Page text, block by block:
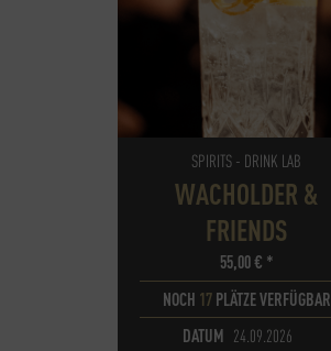
SPIRITS - DRINK LAB
WACHOLDER &
FRIENDS
55,00€ *
NOCH 17PLÄTZE VERFÜGBAR
DATUM 24.09.2026